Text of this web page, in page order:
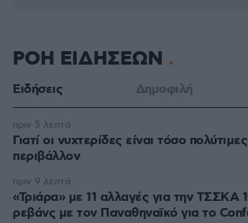
ΡΟΗ ΕΙΔΗΣΕΩΝ
Ειδήσεις Δημοφιλή
Γιατί οι νυχτερίδες είναι τόσο
περιβάλλον
πριν 5 λεπτά
«Τριάρα» με 11 αλλαγές για την ΤΣΣΚΑ
ρεβάνς με τον Παναθηναϊκό για το
πριν 9 λεπτά